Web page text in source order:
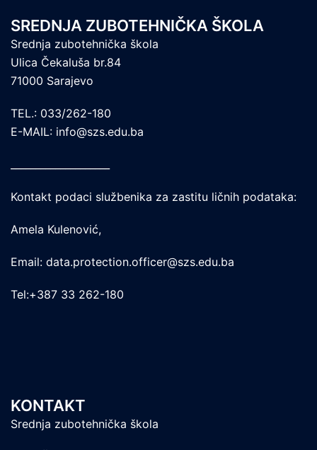
SREDNJA ZUBOTEHNIČKA ŠKOLA
Srednja zubotehnička škola
Ulica Čekaluša br.84
71000 Sarajevo
TEL.: 033/262-180
E-MAIL: info@szs.edu.ba
Kontakt podaci službenika za zastitu ličnih podataka:
Amela Kulenović,
Email: data.protection.officer@szs.edu.ba
Tel:+387 33 262-180
KONTAKT
Srednja zubotehnička škola